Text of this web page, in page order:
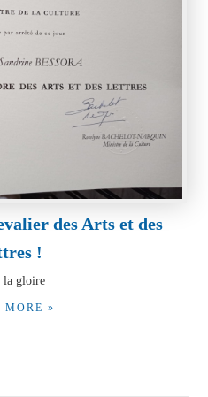
des Arts et des
!
la gloire
MORE »